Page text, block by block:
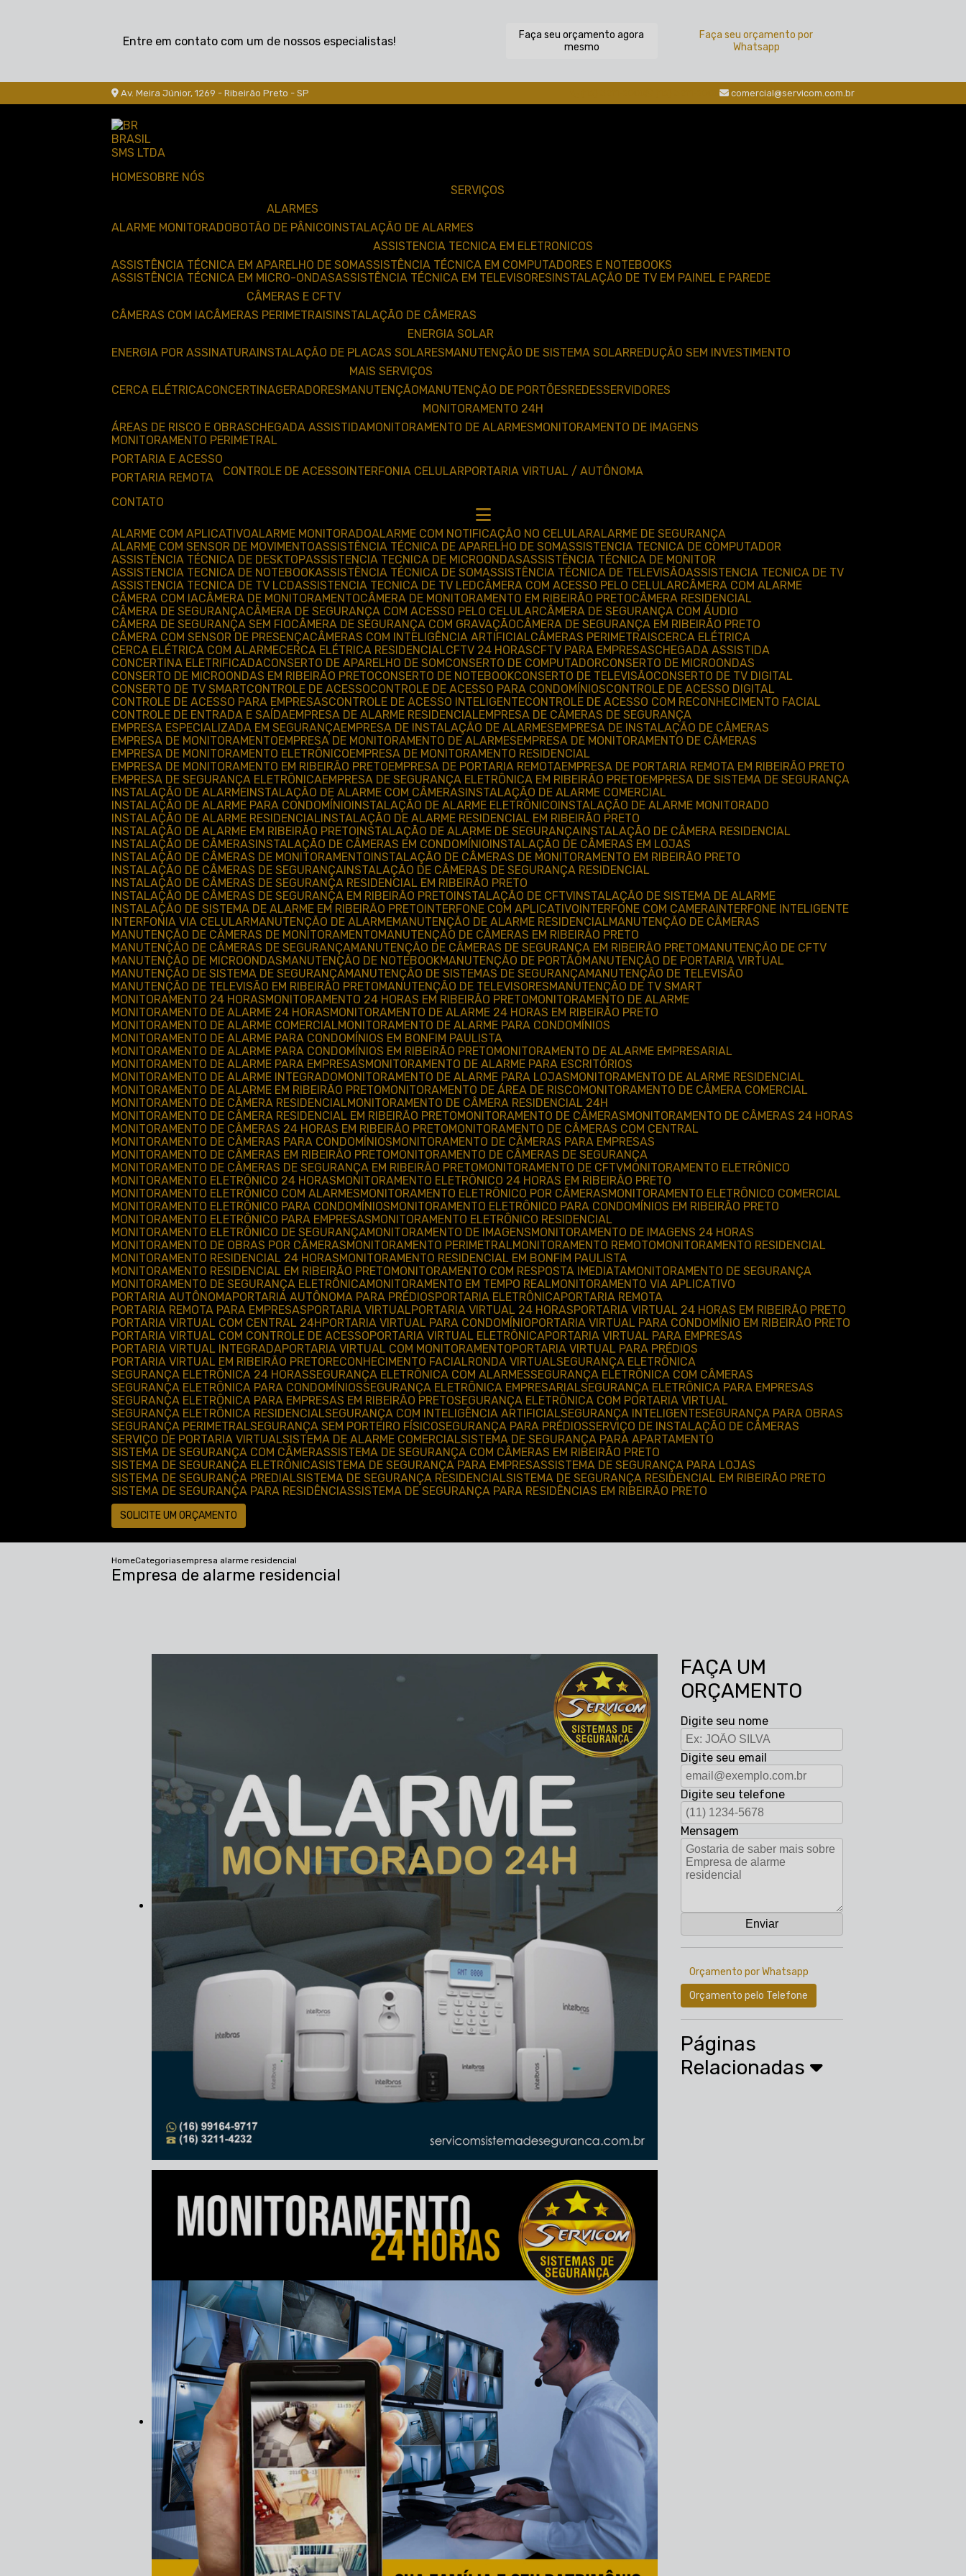
Entre em contato com um de nossos especialistas!
Faça seu orçamento agora
mesmo
Faça seu orçamento por
Whatsapp
Av. Meira Júnior, 1269 - Ribeirão Preto - SP (16) 3211-2000 comercial@servicom.com.br
HOME
SOBRE NÓS
SERVIÇOS
ALARMES
ALARME MONITORADO
BOTÃO DE PÂNICO INSTALAÇÃO DE ALARMES
ASSISTENCIA TECNICA EM ELETRONICOS
ASSISTÊNCIA TÉCNICA EM APARELHO DE SOM
ASSISTÊNCIA TÉCNICA EM COMPUTADORES E NOTEBOOKS
ASSISTÊNCIA TÉCNICA EM MICRO-ONDAS
ASSISTÊNCIA TÉCNICA EM TELEVISORES INSTALAÇÃO DE TV EM PAINEL E PAREDE
CÂMERAS E CFTV
CÂMERAS COM IA
CÂMERAS PERIMETRAIS INSTALAÇÃO DE CÂMERAS
ENERGIA SOLAR
ENERGIA POR ASSINATURA INSTALAÇÃO DE PLACAS SOLARES MANUTENÇÃO DE SISTEMA SOLAR REDUÇÃO SEM INVESTIMENTO
MAIS SERVIÇOS
CERCA ELÉTRICA
CONCERTINA GERADORES MANUTENÇÃO MANUTENÇÃO DE PORTÕES REDES
SERVIDORES
MONITORAMENTO 24H
ÁREAS DE RISCO E OBRAS
CHEGADA ASSISTIDA MONITORAMENTO DE ALARMES
MONITORAMENTO DE IMAGENS
MONITORAMENTO PERIMETRAL
PORTARIA E ACESSO
PORTARIA REMOTA
CONTROLE DE ACESSO INTERFONIA CELULAR PORTARIA VIRTUAL / AUTÔNOMA
CONTATO
ALARME COM APLICATIVO ALARME MONITORADO ALARME COM NOTIFICAÇÃO NO CELULAR ALARME DE SEGURANÇA
ALARME COM SENSOR DE MOVIMENTO
ASSISTÊNCIA TÉCNICA DE APARELHO DE SOM
ASSISTENCIA TECNICA DE COMPUTADOR
ASSISTÊNCIA TÉCNICA DE DESKTOP ASSISTENCIA TECNICA DE MICROONDAS
ASSISTÊNCIA TÉCNICA DE MONITOR
ASSISTENCIA TECNICA DE NOTEBOOK ASSISTÊNCIA TÉCNICA DE SOM ASSISTÊNCIA TÉCNICA DE TELEVISÃO
ASSISTENCIA TECNICA DE TV
ASSISTENCIA TECNICA DE TV LCD
ASSISTENCIA TECNICA DE TV LED CÂMERA COM ACESSO PELO CELULAR
CÂMERA COM ALARME
CÂMERA COM IA
CÂMERA DE MONITORAMENTO CÂMERA DE MONITORAMENTO EM RIBEIRÃO PRETO
CÂMERA RESIDENCIAL
CÂMERA DE SEGURANÇA
CÂMERA DE SEGURANÇA COM ACESSO PELO CELULAR
CÂMERA DE SEGURANÇA COM ÁUDIO
CÂMERA DE SEGURANÇA SEM FIO
CÂMERA DE SEGURANÇA COM GRAVAÇÃO
CÂMERA DE SEGURANÇA EM RIBEIRÃO PRETO
CÂMERA COM SENSOR DE PRESENÇA
CÂMERAS COM INTELIGÊNCIA ARTIFICIAL CÂMERAS PERIMETRAIS
CERCA ELÉTRICA
CERCA ELÉTRICA COM ALARME
CERCA ELÉTRICA RESIDENCIAL CFTV 24 HORAS CFTV PARA EMPRESAS
CHEGADA ASSISTIDA
CONCERTINA ELETRIFICADA
CONSERTO DE APARELHO DE SOM CONSERTO DE COMPUTADOR
CONSERTO DE MICROONDAS
CONSERTO DE MICROONDAS EM RIBEIRÃO PRETO
CONSERTO DE NOTEBOOK CONSERTO DE TELEVISÃO
CONSERTO DE TV DIGITAL
CONSERTO DE TV SMART
CONTROLE DE ACESSO CONTROLE DE ACESSO PARA CONDOMÍNIOS
CONTROLE DE ACESSO DIGITAL
CONTROLE DE ACESSO PARA EMPRESAS
CONTROLE DE ACESSO INTELIGENTE
CONTROLE DE ACESSO COM RECONHECIMENTO FACIAL
CONTROLE DE ENTRADA E SAÍDA EMPRESA DE ALARME RESIDENCIAL EMPRESA DE CÂMERAS DE SEGURANÇA
EMPRESA ESPECIALIZADA EM SEGURANÇA EMPRESA DE INSTALAÇÃO DE ALARMES EMPRESA DE INSTALAÇÃO DE CÂMERAS
EMPRESA DE MONITORAMENTO EMPRESA DE MONITORAMENTO DE ALARMES EMPRESA DE MONITORAMENTO DE CÂMERAS
EMPRESA DE MONITORAMENTO ELETRÔNICO EMPRESA DE MONITORAMENTO RESIDENCIAL
EMPRESA DE MONITORAMENTO EM RIBEIRÃO PRETO EMPRESA DE PORTARIA REMOTA EMPRESA DE PORTARIA REMOTA EM RIBEIRÃO PRETO
EMPRESA DE SEGURANÇA ELETRÔNICA EMPRESA DE SEGURANÇA ELETRÔNICA EM RIBEIRÃO PRETO EMPRESA DE SISTEMA DE SEGURANÇA
INSTALAÇÃO DE ALARME INSTALAÇÃO DE ALARME COM CÂMERAS INSTALAÇÃO DE ALARME COMERCIAL
INSTALAÇÃO DE ALARME PARA CONDOMÍNIO INSTALAÇÃO DE ALARME ELETRÔNICO INSTALAÇÃO DE ALARME MONITORADO
INSTALAÇÃO DE ALARME RESIDENCIAL INSTALAÇÃO DE ALARME RESIDENCIAL EM RIBEIRÃO PRETO
INSTALAÇÃO DE ALARME EM RIBEIRÃO PRETO INSTALAÇÃO DE ALARME DE SEGURANÇA INSTALAÇÃO DE CÂMERA RESIDENCIAL
INSTALAÇÃO DE CÂMERAS INSTALAÇÃO DE CÂMERAS EM CONDOMÍNIO INSTALAÇÃO DE CÂMERAS EM LOJAS
INSTALAÇÃO DE CÂMERAS DE MONITORAMENTO INSTALAÇÃO DE CÂMERAS DE MONITORAMENTO EM RIBEIRÃO PRETO
INSTALAÇÃO DE CÂMERAS DE SEGURANÇA INSTALAÇÃO DE CÂMERAS DE SEGURANÇA RESIDENCIAL
INSTALAÇÃO DE CÂMERAS DE SEGURANÇA RESIDENCIAL EM RIBEIRÃO PRETO
INSTALAÇÃO DE CÂMERAS DE SEGURANÇA EM RIBEIRÃO PRETO INSTALAÇÃO DE CFTV INSTALAÇÃO DE SISTEMA DE ALARME
INSTALAÇÃO DE SISTEMA DE ALARME EM RIBEIRÃO PRETO INTERFONE COM APLICATIVO INTERFONE COM CAMERA INTERFONE INTELIGENTE
INTERFONIA VIA CELULAR
MANUTENÇÃO DE ALARME MANUTENÇÃO DE ALARME RESIDENCIAL
MANUTENÇÃO DE CÂMERAS
MANUTENÇÃO DE CÂMERAS DE MONITORAMENTO
MANUTENÇÃO DE CÂMERAS EM RIBEIRÃO PRETO
MANUTENÇÃO DE CÂMERAS DE SEGURANÇA
MANUTENÇÃO DE CÂMERAS DE SEGURANÇA EM RIBEIRÃO PRETO
MANUTENÇÃO DE CFTV
MANUTENÇÃO DE MICROONDAS
MANUTENÇÃO DE NOTEBOOK MANUTENÇÃO DE PORTÃO
MANUTENÇÃO DE PORTARIA VIRTUAL
MANUTENÇÃO DE SISTEMA DE SEGURANÇA
MANUTENÇÃO DE SISTEMAS DE SEGURANÇA
MANUTENÇÃO DE TELEVISÃO
MANUTENÇÃO DE TELEVISÃO EM RIBEIRÃO PRETO
MANUTENÇÃO DE TELEVISORES
MANUTENÇÃO DE TV SMART
MONITORAMENTO 24 HORAS
MONITORAMENTO 24 HORAS EM RIBEIRÃO PRETO
MONITORAMENTO DE ALARME
MONITORAMENTO DE ALARME 24 HORAS
MONITORAMENTO DE ALARME 24 HORAS EM RIBEIRÃO PRETO
MONITORAMENTO DE ALARME COMERCIAL
MONITORAMENTO DE ALARME PARA CONDOMÍNIOS
MONITORAMENTO DE ALARME PARA CONDOMÍNIOS EM BONFIM PAULISTA
MONITORAMENTO DE ALARME PARA CONDOMÍNIOS EM RIBEIRÃO PRETO
MONITORAMENTO DE ALARME EMPRESARIAL
MONITORAMENTO DE ALARME PARA EMPRESAS
MONITORAMENTO DE ALARME PARA ESCRITÓRIOS
MONITORAMENTO DE ALARME INTEGRADO
MONITORAMENTO DE ALARME PARA LOJAS
MONITORAMENTO DE ALARME RESIDENCIAL
MONITORAMENTO DE ALARME EM RIBEIRÃO PRETO
MONITORAMENTO DE ÁREA DE RISCO
MONITORAMENTO DE CÂMERA COMERCIAL
MONITORAMENTO DE CÂMERA RESIDENCIAL
MONITORAMENTO DE CÂMERA RESIDENCIAL 24H
MONITORAMENTO DE CÂMERA RESIDENCIAL EM RIBEIRÃO PRETO
MONITORAMENTO DE CÂMERAS
MONITORAMENTO DE CÂMERAS 24 HORAS
MONITORAMENTO DE CÂMERAS 24 HORAS EM RIBEIRÃO PRETO
MONITORAMENTO DE CÂMERAS COM CENTRAL
MONITORAMENTO DE CÂMERAS PARA CONDOMÍNIOS
MONITORAMENTO DE CÂMERAS PARA EMPRESAS
MONITORAMENTO DE CÂMERAS EM RIBEIRÃO PRETO
MONITORAMENTO DE CÂMERAS DE SEGURANÇA
MONITORAMENTO DE CÂMERAS DE SEGURANÇA EM RIBEIRÃO PRETO
MONITORAMENTO DE CFTV
MONITORAMENTO ELETRÔNICO
MONITORAMENTO ELETRÔNICO 24 HORAS
MONITORAMENTO ELETRÔNICO 24 HORAS EM RIBEIRÃO PRETO
MONITORAMENTO ELETRÔNICO COM ALARMES
MONITORAMENTO ELETRÔNICO POR CÂMERAS
MONITORAMENTO ELETRÔNICO COMERCIAL
MONITORAMENTO ELETRÔNICO PARA CONDOMÍNIOS
MONITORAMENTO ELETRÔNICO PARA CONDOMÍNIOS EM RIBEIRÃO PRETO
MONITORAMENTO ELETRÔNICO PARA EMPRESAS
MONITORAMENTO ELETRÔNICO RESIDENCIAL
MONITORAMENTO ELETRÔNICO DE SEGURANÇA
MONITORAMENTO DE IMAGENS
MONITORAMENTO DE IMAGENS 24 HORAS
MONITORAMENTO DE OBRAS POR CÂMERAS
MONITORAMENTO PERIMETRAL MONITORAMENTO REMOTO
MONITORAMENTO RESIDENCIAL
MONITORAMENTO RESIDENCIAL 24 HORAS
MONITORAMENTO RESIDENCIAL EM BONFIM PAULISTA
MONITORAMENTO RESIDENCIAL EM RIBEIRÃO PRETO
MONITORAMENTO COM RESPOSTA IMEDIATA
MONITORAMENTO DE SEGURANÇA
MONITORAMENTO DE SEGURANÇA ELETRÔNICA
MONITORAMENTO EM TEMPO REAL
MONITORAMENTO VIA APLICATIVO
PORTARIA AUTÔNOMA PORTARIA AUTÔNOMA PARA PRÉDIOS PORTARIA ELETRÔNICA PORTARIA REMOTA
PORTARIA REMOTA PARA EMPRESAS PORTARIA VIRTUAL PORTARIA VIRTUAL 24 HORAS PORTARIA VIRTUAL 24 HORAS EM RIBEIRÃO PRETO
PORTARIA VIRTUAL COM CENTRAL 24H PORTARIA VIRTUAL PARA CONDOMÍNIO PORTARIA VIRTUAL PARA CONDOMÍNIO EM RIBEIRÃO PRETO
PORTARIA VIRTUAL COM CONTROLE DE ACESSO PORTARIA VIRTUAL ELETRÔNICA PORTARIA VIRTUAL PARA EMPRESAS
PORTARIA VIRTUAL INTEGRADA PORTARIA VIRTUAL COM MONITORAMENTO PORTARIA VIRTUAL PARA PRÉDIOS
PORTARIA VIRTUAL EM RIBEIRÃO PRETO RECONHECIMENTO FACIAL RONDA VIRTUAL
SEGURANÇA ELETRÔNICA
SEGURANÇA ELETRÔNICA 24 HORAS
SEGURANÇA ELETRÔNICA COM ALARMES
SEGURANÇA ELETRÔNICA COM CÂMERAS
SEGURANÇA ELETRÔNICA PARA CONDOMÍNIOS
SEGURANÇA ELETRÔNICA EMPRESARIAL
SEGURANÇA ELETRÔNICA PARA EMPRESAS
SEGURANÇA ELETRÔNICA PARA EMPRESAS EM RIBEIRÃO PRETO
SEGURANÇA ELETRÔNICA COM PORTARIA VIRTUAL
SEGURANÇA ELETRÔNICA RESIDENCIAL
SEGURANÇA COM INTELIGÊNCIA ARTIFICIAL SEGURANÇA INTELIGENTE
SEGURANÇA PARA OBRAS
SEGURANÇA PERIMETRAL
SEGURANÇA SEM PORTEIRO FÍSICO SEGURANÇA PARA PRÉDIOS
SERVIÇO DE INSTALAÇÃO DE CÂMERAS
SERVIÇO DE PORTARIA VIRTUAL
SISTEMA DE ALARME COMERCIAL
SISTEMA DE SEGURANÇA PARA APARTAMENTO
SISTEMA DE SEGURANÇA COM CÂMERAS
SISTEMA DE SEGURANÇA COM CÂMERAS EM RIBEIRÃO PRETO
SISTEMA DE SEGURANÇA ELETRÔNICA
SISTEMA DE SEGURANÇA PARA EMPRESAS
SISTEMA DE SEGURANÇA PARA LOJAS
SISTEMA DE SEGURANÇA PREDIAL
SISTEMA DE SEGURANÇA RESIDENCIAL
SISTEMA DE SEGURANÇA RESIDENCIAL EM RIBEIRÃO PRETO
SISTEMA DE SEGURANÇA PARA RESIDÊNCIAS
SISTEMA DE SEGURANÇA PARA RESIDÊNCIAS EM RIBEIRÃO PRETO
SOLICITE UM ORÇAMENTO
HomeCategoriasempresa alarme residencial
Empresa de alarme residencial
FAÇA UM
ORÇAMENTO
Digite seu nome
Digite seu email
Digite seu telefone
Mensagem
Orçamento por Whatsapp
Orçamento pelo Telefone
Páginas
Relacionadas